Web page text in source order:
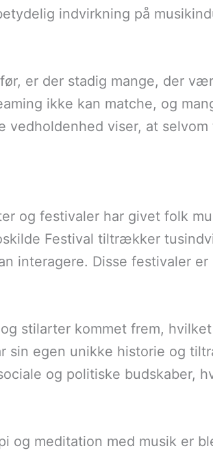
indvirkning på
er der stadig mange, der
ikke kan matche, og
vedholdenhed viser, at
og festivaler har givet folk
Festival tiltrækker
interagere. Disse festivaler
stilarter kommet frem,
sin egen unikke historie og
og politiske budskaber,
og meditation med musik er